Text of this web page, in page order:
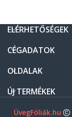
ELÉRHETŐSÉGEK
CÉGADATOK
OLDALAK
ÚJ TERMÉKEK
ÜvegFóliák.hu